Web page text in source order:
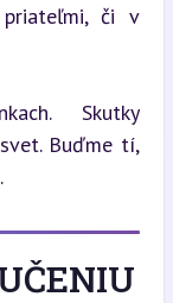
či v
Skutky
Buďme tí,